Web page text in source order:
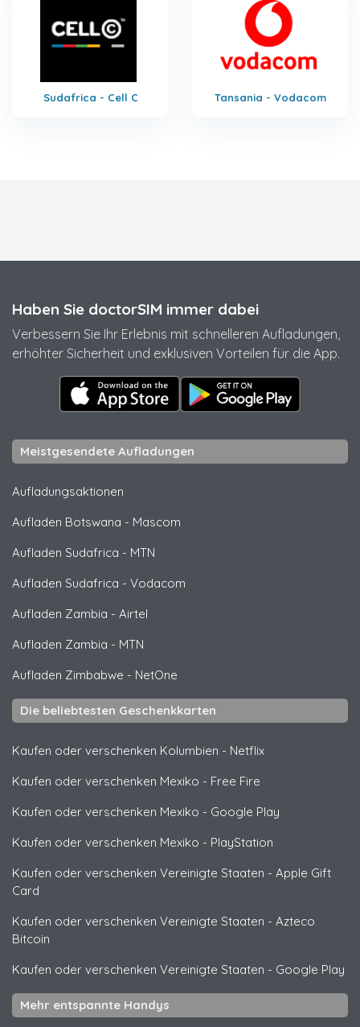
Sudafrica - Cell C Tansania - Vodacom
Haben Sie doctorSIM immer dabei
Verbessern Sie Ihr Erlebnis mit schnelleren Aufladungen,
erhöhter Sicherheit und exklusiven Vorteilen für die App.
Meistgesendete Aufladungen
Aufladungsaktionen
Aufladen Botswana - Mascom
Aufladen Sudafrica - MTN
Aufladen Sudafrica - Vodacom
Aufladen Zambia - Airtel
Aufladen Zambia - MTN
Aufladen Zimbabwe - NetOne
Die beliebtesten Geschenkkarten
Kaufen oder verschenken Kolumbien - Netflix
Kaufen oder verschenken Mexiko - Free Fire
Kaufen oder verschenken Mexiko - Google Play
Kaufen oder verschenken Mexiko - PlayStation
Kaufen oder verschenken Vereinigte Staaten - Apple Gift
Card
Kaufen oder verschenken Vereinigte Staaten - Azteco
Bitcoin
Kaufen oder verschenken Vereinigte Staaten - Google Play
Mehr entspannte Handys